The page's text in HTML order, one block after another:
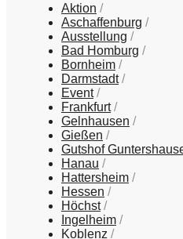
Aktion
Aschaffenburg
Ausstellung
Bad Homburg
Bornheim
Darmstadt
Event
Frankfurt
Gelnhausen
Gießen
Gutshof
Hanau
Hattersheim
Hessen
Höchst
Ingelheim
Koblenz